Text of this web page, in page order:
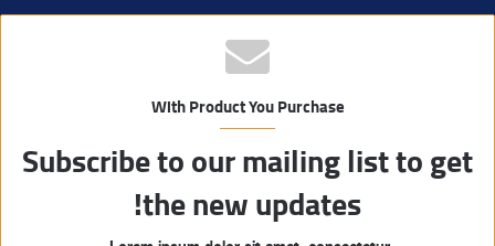
With Product You Purchase
Subscribe to our mailing list to get
the new updates!